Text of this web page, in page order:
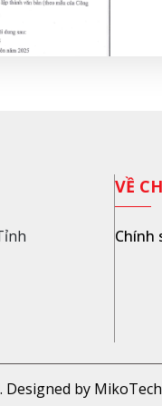
VỀ
Chính
Designed by MikoTech